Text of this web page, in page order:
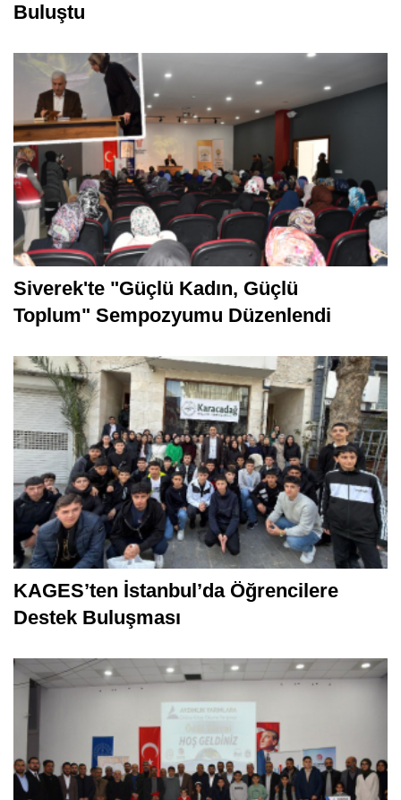
Buluştu
Siverek'te "Güçlü Kadın, Güçlü
Toplum" Sempozyumu Düzenlendi
KAGES’ten İstanbul’da Öğrencilere
Destek Buluşması